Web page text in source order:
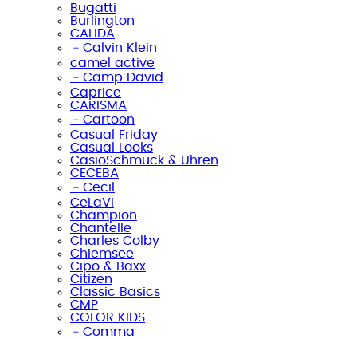
Bugatti
Burlington
CALIDA
﹢ Calvin Klein
camel active
﹢ Camp David
Caprice
CARISMA
﹢ Cartoon
Casual Friday
Casual Looks
CasioSchmuck & Uhren
CECEBA
﹢ Cecil
CeLaVi
Champion
Chantelle
Charles Colby
Chiemsee
Cipo & Baxx
Citizen
Classic Basics
CMP
COLOR KIDS
﹢ Comma